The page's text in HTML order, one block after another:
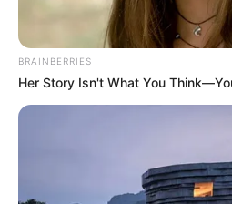
4x Stronger Than Viagra!
MEDVI
BRAINBERRIES
Her Story Isn't What You